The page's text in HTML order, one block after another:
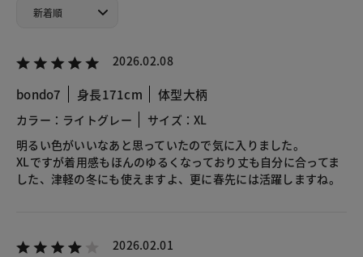
2026.02.08
bondo7 身長171cm 体型大柄
カラー：ライトグレー
サイズ：XL
明るい色がいいなあと思っていたので気に入りました。
XLですが着用感もほんのゆるくなっており丈も自分に合ってま
した、津軽の冬にも使えますよ、更に春先には活躍しますね。
2026.02.01